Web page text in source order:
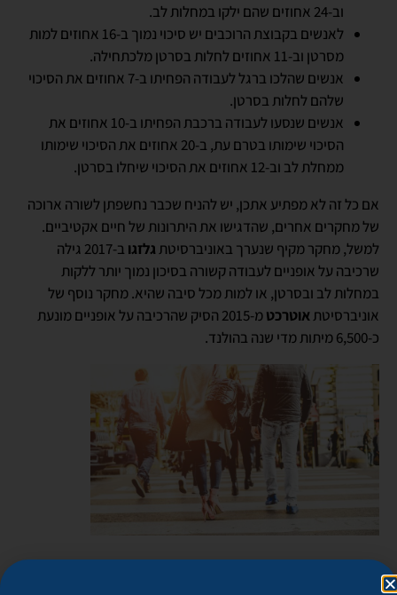
וב-24 אחוזים שהם ילקו במחלות לב.
לאנשים בקבוצת הרוכבים יש סיכוי נמוך ב-16 אחוזים למות
מסרטן וב-11 אחוזים לחלות בסרטן מלכתחילה.
אנשים שהלכו ברגל לעבודה הפחיתו ב-7 אחוזים את הסיכוי
שלהם לחלות בסרטן.
אנשים שנסעו לעבודה ברכבת הפחיתו ב-10 אחוזים את
הסיכוי שימותו בטרם עת, ב-20 אחוזים את הסיכוי שימותו
ממחלת לב וב-12 אחוזים את הסיכוי שיחלו בסרטן.
אם כל זה לא מפתיע אתכן, יש להניח שכבר נחשפתן לשורה ארוכה
של מחקרים אחרים, שהדגישו את היתרונות של חיים אקטיביים.
למשל, מחקר מקיף שנערך באוניברסיטתגלזגו
ב-2017 גילה
שרכיבה על אופניים לעבודה קשורה בסיכון נמוך יותר ללקות
במחלות לב ובסרטן, או למות מכל סיבה שהיא. מחקר נוסף של
אוניברסיטתאוטרכט
מ-2015 הסיק שהרכיבה על אופניים מונעת
כ-6,500 מיתות מדי שנה בהולנד.